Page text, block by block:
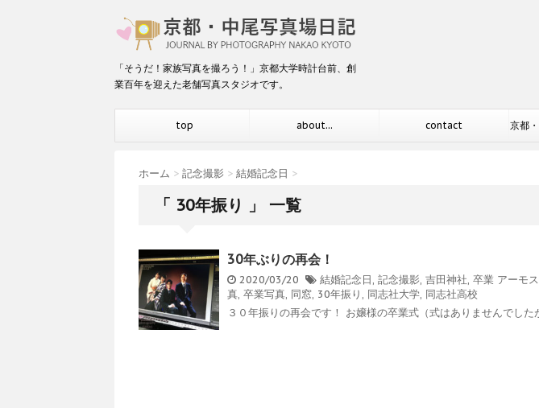
「そうだ！家族写真を撮ろう！」京都大学時計台前、創
業百年を迎えた老舗写真スタジオです。
top about... contact 京都
ホーム > 記念撮影 > 結婚記念日 >
「 30年振り 」 一覧
30年ぶりの再会！
2020/03/20 結婚記念日, 記念撮影, 吉田神社, 卒業 アーモ
真, 卒業写真, 同窓, 30年振り , 同志社大学, 同志社高校
３０年振りの再会です！ お嬢様の卒業式（式はありませんでした